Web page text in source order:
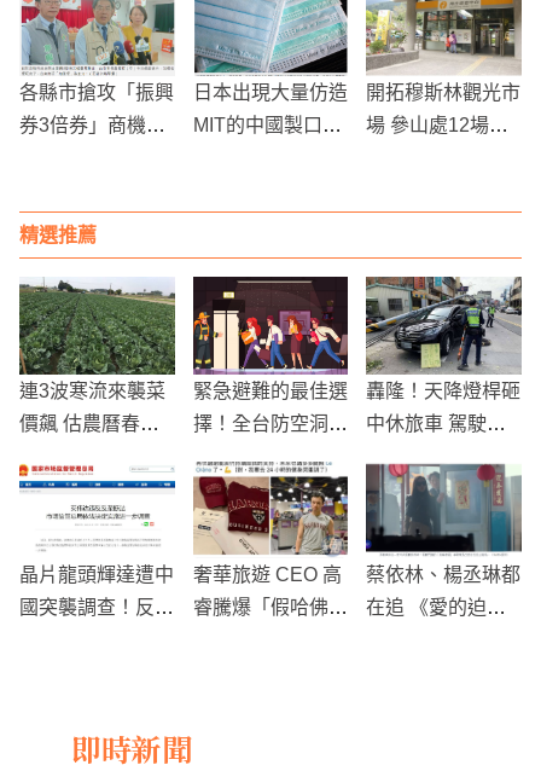
發關注 事故
各縣市搶攻「振興
券3倍券」商機，
日本出現大量仿造
MIT的中國製口
開拓穆斯林觀光市
場 參山處12場域
精選推薦
連3波寒流來襲菜
價飆 估農曆春節
緊急避難的最佳選
擇！全台防空洞避
轟隆！天降燈桿砸
中休旅車 駕駛婦
晶片龍頭輝達遭中
國突襲調查！反壟
奢華旅遊 CEO 高
睿騰爆「假哈佛」
蔡依林、楊丞琳都
在追 《愛的迫
即時新聞